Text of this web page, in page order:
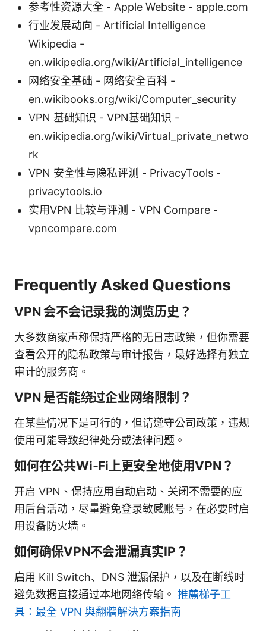
参考性资源大全 - Apple Website - apple.com
行业发展动向 - Artificial Intelligence
Wikipedia -
en.wikipedia.org/wiki/Artificial_intelligence
网络安全基础 - 网络安全百科 -
en.wikibooks.org/wiki/Computer_security
VPN 基础知识 - VPN基础知识 -
en.wikipedia.org/wiki/Virtual_private_netwo
rk
VPN 安全性与隐私评测 - PrivacyTools -
privacytools.io
实用VPN 比较与评测 - VPN Compare -
vpncompare.com
Frequently Asked Questions
VPN 会不会记录我的浏览历史？
大多数商家声称保持严格的无日志政策，但你需要
查看公开的隐私政策与审计报告，最好选择有独立
审计的服务商。
VPN 是否能绕过企业网络限制？
在某些情况下是可行的，但请遵守公司政策，违规
使用可能导致纪律处分或法律问题。
如何在公共Wi‑Fi上更安全地使用VPN？
开启 VPN、保持应用自动启动、关闭不需要的应
用后台活动，尽量避免登录敏感账号，在必要时启
用设备防火墙。
如何确保VPN不会泄漏真实IP？
启用 Kill Switch、DNS 泄漏保护，以及在断线时
避免数据直接通过本地网络传输。 推薦梯子工
具：最全 VPN 與翻牆解決方案指南